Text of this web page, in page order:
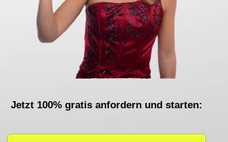
Jetzt 100% gratis anfordern und starten: